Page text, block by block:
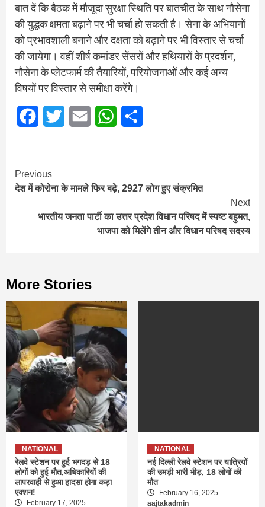
बात दें कि बैठक में मौजूदा सुरक्षा स्थिति पर बातचीत के साथ नौसेना
की युद्धक क्षमता बढ़ाने पर भी चर्चा हो सकती है। सेना के अभियानों
को प्रभावशाली बनाने और दक्षता को बढ़ाने पर भी विस्तार से चर्चा
की जायेगा। वहीं शीर्ष कमांडर सेंसरों और हथियारों के प्रदर्शन,
नौसेना के प्लेटफार्म की तैयारियों, परियोजनाओं और कई अन्य
विषयों पर विस्तार से समीक्षा करेंगे।
FacebookTwitter Email WhatsApp
Continue
Reading
Previous
देश में कोरोना के मामले फिर बढ़े, 2927 लोग हुए संक्रमित
Next
भारतीय जनता पार्टी का उत्तर प्रदेश विधान परिषद में स्पष्ट बहुमत,
भाजपा को मिलेंगे तीन और विधान परिषद सदस्य
More Stories
NATIONAL
रेलवे स्टेशन पर हुई भगदड़ से 18
लोगों को हुई मौत,अधिकारियों की
लापरवाही से हुआ हादसा होगा कड़ा
एक्शन!
February 17, 2025
NATIONAL
नई दिल्ली रेलवे स्टेशन पर यात्रियों
की उमड़ी भारी भीड़, 18 लोगों की
मौत
February 16, 2025
aajtakadmin